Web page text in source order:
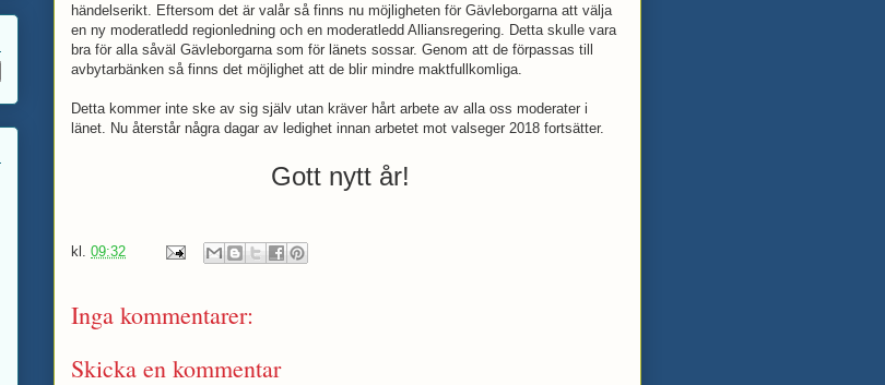
händelserikt. Eftersom det är valår så finns nu möjligheten för Gävleborgarna att välja
en ny moderatledd regionledning och en moderatledd Alliansregering. Detta skulle vara
bra för alla såväl Gävleborgarna som för länets sossar. Genom att de förpassas till
avbytarbänken så finns det möjlighet att de blir mindre maktfullkomliga.
Detta kommer inte ske av sig själv utan kräver hårt arbete av alla oss moderater i
länet. Nu återstår några dagar av ledighet innan arbetet mot valseger 2018 fortsätter.
Gott nytt år!
kl. 09:32
Inga kommentarer:
Skicka en kommentar